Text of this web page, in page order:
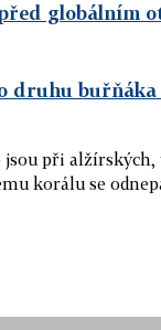
globálním
druhu buřňáka
při alžírských,
korálu se